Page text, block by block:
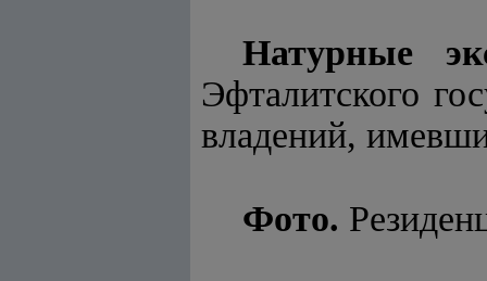
Натурные
Эфталитского
владений,
Фото.